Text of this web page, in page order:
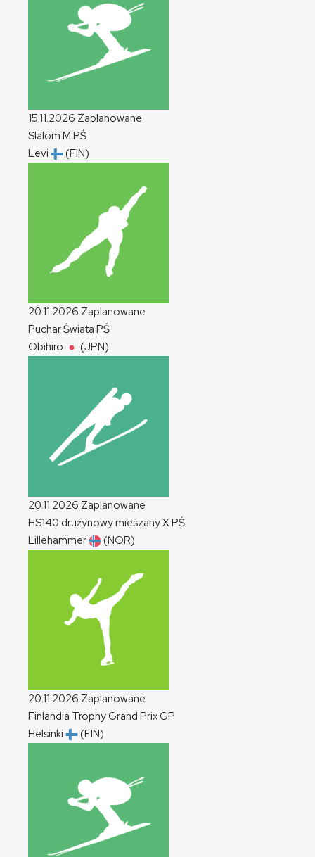
15.11.2026 Zaplanowane
Slalom M PŚ
Levi
(FIN)
20.11.2026 Zaplanowane
Puchar Świata PŚ
Obihiro
(JPN)
20.11.2026 Zaplanowane
HS140 drużynowy mieszanyXPŚ
Lillehammer
(NOR)
20.11.2026 Zaplanowane
Finlandia Trophy Grand PrixGP
Helsinki
(FIN)